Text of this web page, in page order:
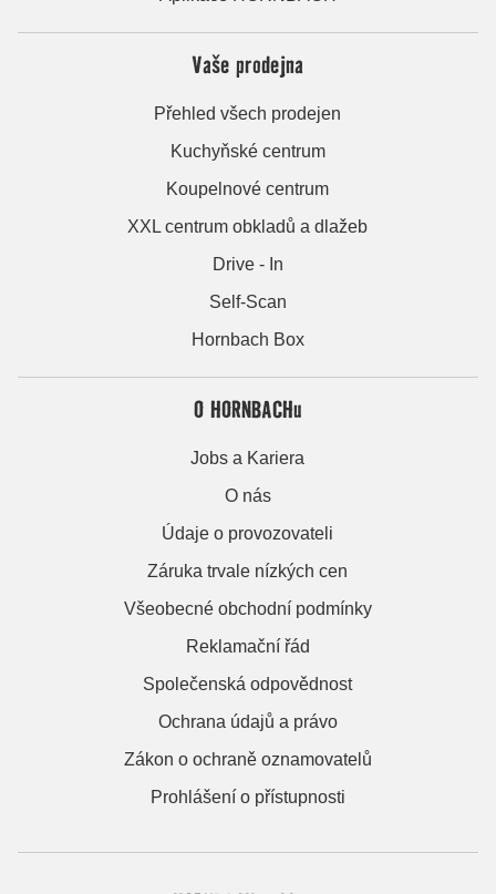
Vaše prodejna
Přehled všech prodejen
Kuchyňské centrum
Koupelnové centrum
XXL centrum obkladů a dlažeb
Drive - In
Self-Scan
Hornbach Box
O HORNBACHu
Jobs a Kariera
O nás
Údaje o provozovateli
Záruka trvale nízkých cen
Všeobecné obchodní podmínky
Reklamační řád
Společenská odpovědnost
Ochrana údajů a právo
Zákon o ochraně oznamovatelů
Prohlášení o přístupnosti